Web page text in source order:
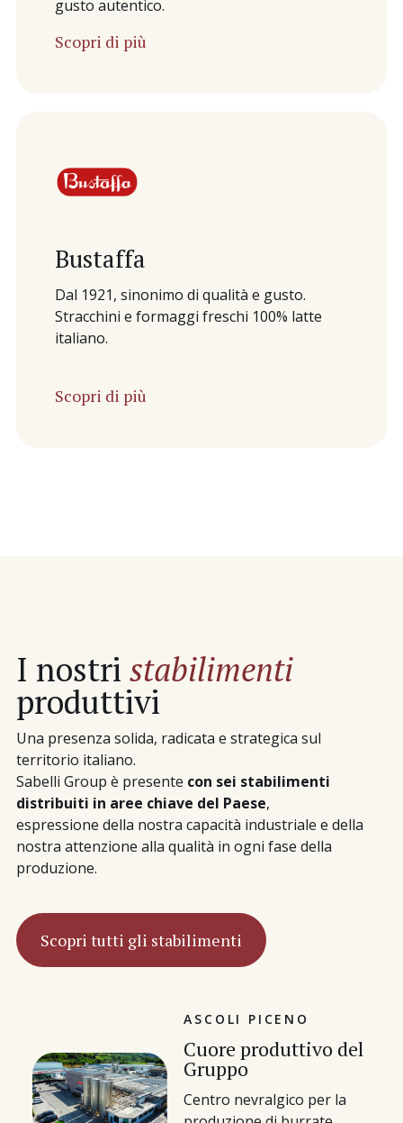
gusto autentico.
Scopri di più
Bustaffa
Dal 1921, sinonimo di qualità e gusto.
Stracchini e formaggi freschi 100% latte
italiano.
Scopri di più
I nostri stabilimenti
produttivi
Una presenza solida, radicata e strategica sul
territorio italiano.
Sabelli Group è presente con sei stabilimenti
distribuiti in aree chiave del Paese,
espressione della nostra capacità industriale e della
nostra attenzione alla qualità in ogni fase della
produzione.
Scopri tutti gli stabilimenti
ASCOLI PICENO
Cuore produttivo del
Gruppo
Centro nevralgico per la